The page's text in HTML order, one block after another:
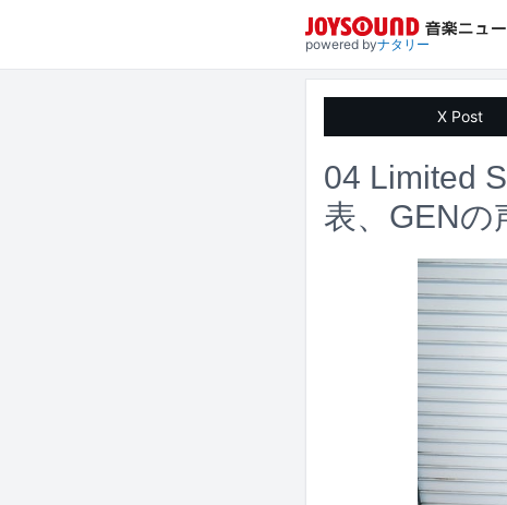
powered byナタリー
X Post
04 Limited
表、GENの